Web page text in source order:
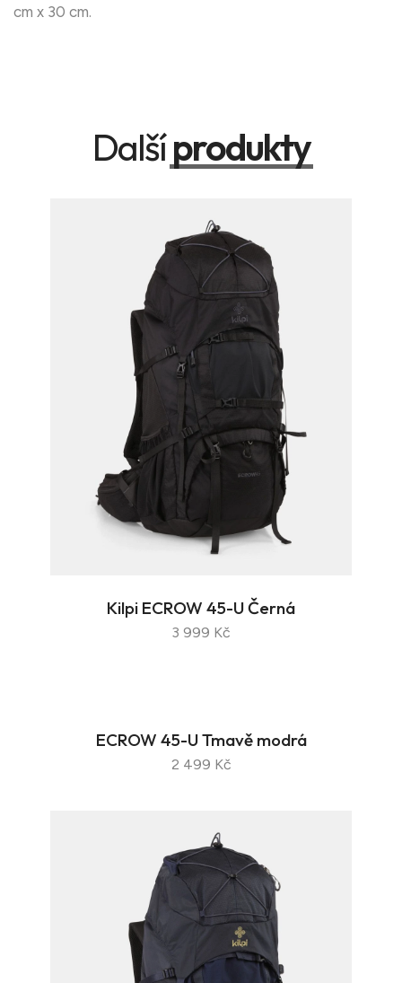
cm x 30 cm.
Dalšíprodukty
Kilpi ECROW 45-U Černá
3 999 Kč
ECROW 45-U Tmavě modrá
2 499 Kč